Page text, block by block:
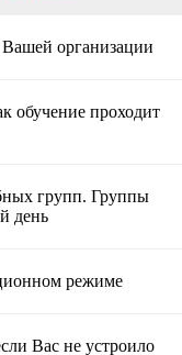
Вашей организации
обучение проходит
групп. Группы
день
режиме
Вас не устроило